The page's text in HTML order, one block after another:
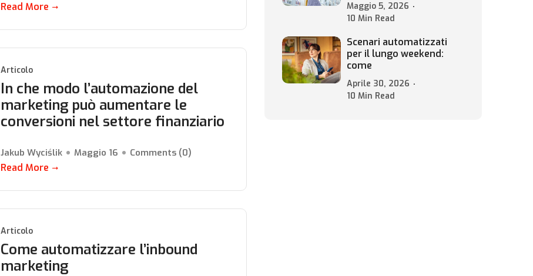
Read More
Articolo
In che modo l’automazione del
marketing può aumentare le
conversioni nel settore finanziario
Jakub Wyciślik Maggio 16 Comments (0)
Read More
Articolo
Come automatizzare l’inbound
marketing
Maggio 5, 2026
10 Min Read
Scenari automatizzati
per il lungo weekend:
come
Aprile 30, 2026
10 Min Read